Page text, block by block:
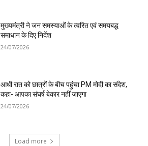
मुख्यमंत्री ने जन समस्याओं के त्वरित एवं समयबद्ध
समाधान के दिए निर्देश
24/07/2026
आधी रात को छात्रों के बीच पहुंचा PM मोदी का संदेश,
कहा- आपका संघर्ष बेकार नहीं जाएगा
24/07/2026
Load more